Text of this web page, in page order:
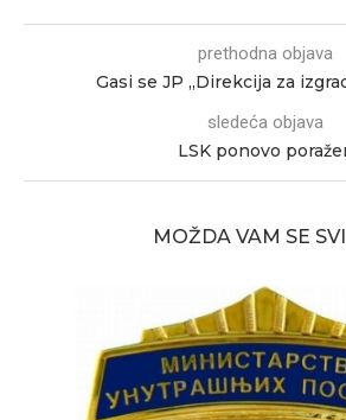
prethodna objava
Gasi se JP „Direkcija za
sledeća objava
LSK ponovo
MOŽDA VAM SE